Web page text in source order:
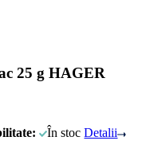
25 g HAGER
În stocDetalii